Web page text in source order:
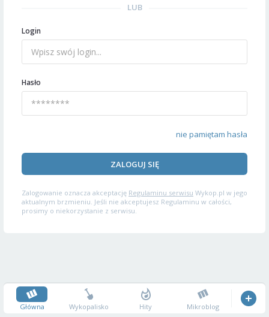
LUB
Login
Hasło
nie pamiętam hasła
ZALOGUJ SIĘ
Zalogowanie oznacza akceptację Regulaminu serwisu Wykop.pl w jego
aktualnym brzmieniu. Jeśli nie akceptujesz Regulaminu w całości,
prosimy o niekorzystanie z serwisu.
Główna Wykopalisko Hity Mikroblog